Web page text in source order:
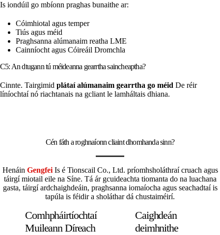
Is iondúil go mbíonn praghas bunaithe ar:
Cóimhiotal agus temper
Tiús agus méid
Praghsanna alúmanaim reatha LME
Cainníocht agus Cóireáil Dromchla
C5: An dtugann tú méideanna gearrtha saincheaptha?
Cinnte. Tairgimid plátaí alúmanaim gearrtha go méid De réir
líníochtaí nó riachtanais na gcliant le lamháltais dhiana.
Cén fáth a roghnaíonn cliaint dhomhanda sinn?
Henáin GengfeiIs é Tionscail Co., Ltd. príomhsholáthraí cruach agus
táirgí miotail eile na Síne. Tá ár gcuideachta tiomanta do na luachana
gasta, táirgí ardchaighdeáin, praghsanna iomaíocha agus seachadtaí is
tapúla is féidir a sholáthar dá chustaiméirí.
Comhpháirtíochtaí
Muileann Díreach
Caighdeán
deimhnithe